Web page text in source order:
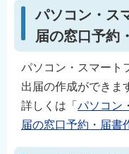
パソコン・ス
届の窓口予約
パソコン・スマート
出届の作成ができま
詳しくは「 パソコン
届の窓口予約・届書